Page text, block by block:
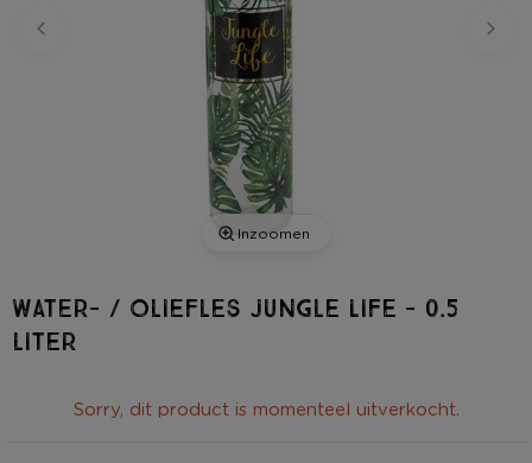
Inzoomen
Water- / Oliefles Jungle Life - 0.5
liter
Sorry, dit product is momenteel uitverkocht.